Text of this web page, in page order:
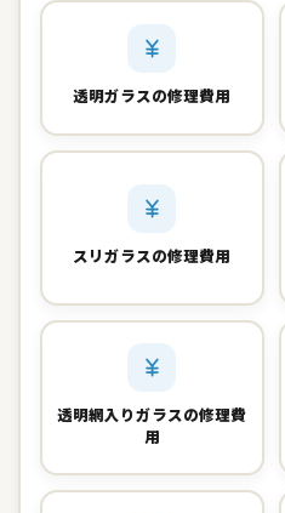
透明ガラスの修理費用
スリガラスの修理費用
透明網入りガラスの修理費
用